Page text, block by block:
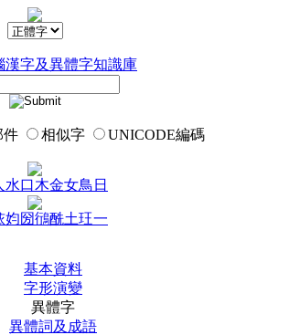
件 相似字 UNICODE編碼
水口木金女鳥 日
㚬圀鴴酰土玨一
基本資料
字形演變
異體字
異體詞及成語